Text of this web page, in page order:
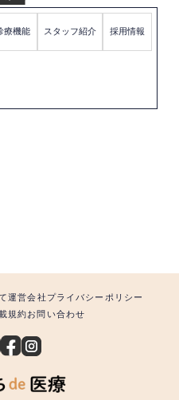
療機能 スタッフ紹介 採用情報
運営会社 プライバシーポリシー
規約お問い合わせ